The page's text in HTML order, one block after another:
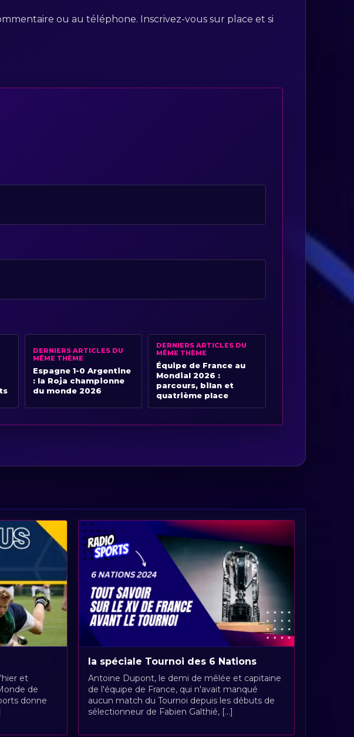
ou au téléphone. Inscrivez-vous sur place et si
DERNIERS ARTICLES DU
MÊME THÈME
Espagne 1-0 Argentine
: la Roja championne
du monde 2026
DERNIERS ARTICLES DU
MÊME THÈME
Équipe de France au
Mondial 2026 :
parcours, bilan et
quatrième place
et
de
donne
la spéciale Tournoi des 6 Nations
Antoine Dupont, le demi de mêlée et capitaine
de l'équipe de France, qui n'avait manqué
aucun match du Tournoi depuis les débuts de
sélectionneur de Fabien Galthié, [...]